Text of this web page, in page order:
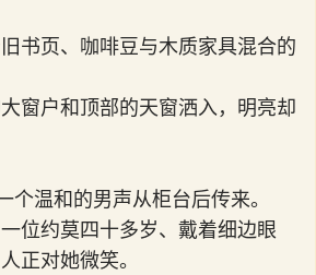
书页、咖啡豆与木质家具混合的
窗户和顶部的天窗洒入，明亮却
个温和的男声从柜台后传来。
位约莫四十多岁、戴着细边眼
正对她微笑。